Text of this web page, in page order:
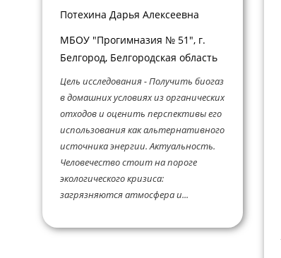
Потехина Дарья Алексеевна
МБОУ "Прогимназия № 51", г.
Белгород, Белгородская область
Цель исследования - Получить биогаз
в домашних условиях из органических
отходов и оценить перспективы его
использования как альтернативного
источника энергии. Актуальность.
Человечество стоит на пороге
экологического кризиса:
загрязняются атмосфера и...